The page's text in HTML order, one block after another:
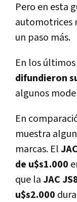
Pero en esta
automotrices
un paso más.
En los
difundieron
algunos
En
muestra
marcas. El
de u$s1.000
que laJAC
u$s2.000